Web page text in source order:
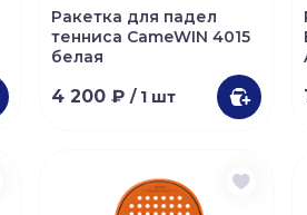
Ракетка для падел
тенниса CameWIN 4015
белая
4 200 ₽/ 1 шт